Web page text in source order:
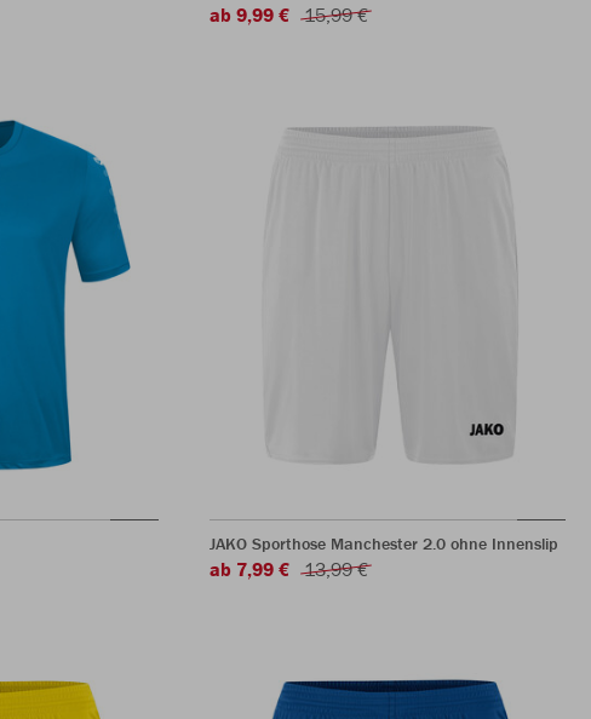
ab 9,99 € 15,99 €
JAKO Sporthose Manchester 2.0 ohne Innenslip
ab 7,99 € 13,99 €